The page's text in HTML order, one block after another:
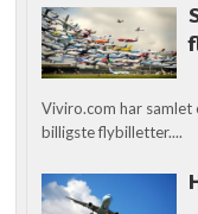
Viviro.com har
billigste flybilletter....